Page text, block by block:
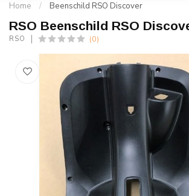
Home / Beenschild RSO Discover
RSO Beenschild RSO
RSO (0)